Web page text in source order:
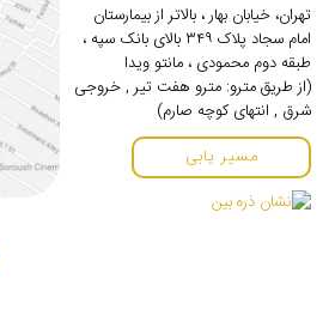
تهران، خیابان بهار ، بالاتر از بیمارستان
امام سجاد پلاک ۳۴۹ بالای بانک سپه ،
طبقه دوم محمودی ، مانتو ویدا
(از طریق مترو: مترو هفت تیر , خروجی
شرق , انتهای کوچه صارم)
مسیر یابی